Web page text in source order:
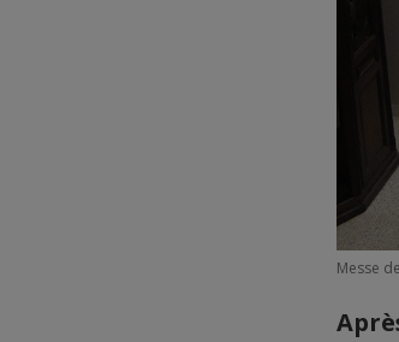
Messe